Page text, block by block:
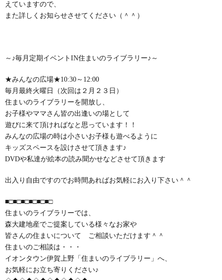
えていますので、
また詳しくお知らせさせてください（＾＾）
～♪毎月定期イベントIN住まいのライブラリー♪～
★みんなの広場★10:30～12:00
毎月最終火曜日（次回は２月２３日）
住まいのライブラリーを開放し、
お子様やママさん皆の出逢いの場として
遊びに来て頂ければなと思っています！！
みんなの広場の時は小さいお子様も遊べるように
キッズスペースを設けさせて頂きます♪
DVDや私達が絵本の読み聞かせなどさせて頂きます
出入り自由ですのでお時間あればお気軽にお入り下さい＾＾
■□■□■□■□■□■□
住まいのライブラリーでは、
森大建地産でご提案している様々なお家や
皆さんの住まいについて ご相談いただけます＾＾
住まいのご相談は・・・
イオンタウン伊賀上野「住まいのライブラリー」へ、
お気軽にお立ち寄りください♪